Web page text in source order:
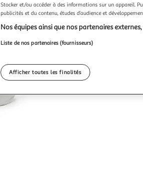
Stocker et/ou accéder à des informations sur un appareil.
publicités et du contenu, études d’audience et
Nos équipes ainsi que nos partenaires
Liste de nos partenaires (fournisseurs)
Afficher toutes les finalités